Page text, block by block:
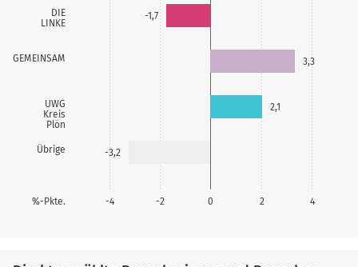
DIE
LINKE
GEMEINSAM
UWG
Kreis
Plön
Übrige
-4 -2 0 2 4
%-Pkte.
-1,7
3,3
2,1
-3,2